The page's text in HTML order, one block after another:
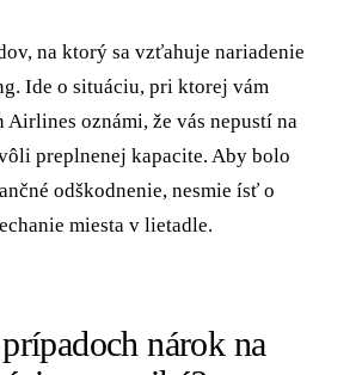
na ktorý sa vzťahuje nariadenie
Ide o situáciu, pri ktorej vám
Airlines oznámi, že vás nepustí na
preplnenej kapacite. Aby bolo
odškodnenie, nesmie ísť o
miesta v lietadle.
nárok na